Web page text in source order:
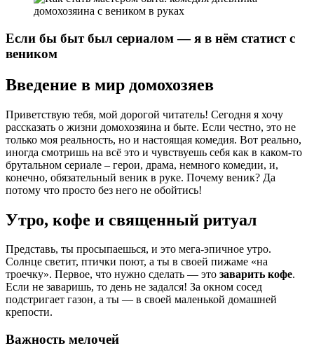
Если бы быт был сериалом — я в нём статист с
веником
Введение в мир домохозяев
Приветствую тебя, мой дорогой читатель! Сегодня я хочу
рассказать о жизни домохозяина и быте. Если честно, это не
только моя реальность, но и настоящая комедия. Вот реально,
иногда смотришь на всё это и чувствуешь себя как в каком-то
брутальном сериале – герои, драма, немного комедии, и,
конечно, обязательный веник в руке. Почему веник? Да
потому что просто без него не обойтись!
Утро, кофе и священный ритуал
Представь, ты просыпаешься, и это мега-эпичное утро.
Солнце светит, птички поют, а ты в своей пижаме «на
троечку». Первое, что нужно сделать — это заварить кофе.
Если не заваришь, то день не задался! За окном сосед
подстригает газон, а ты — в своей маленькой домашней
крепости.
Важность мелочей